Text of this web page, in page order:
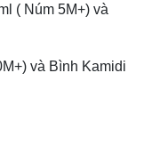
( Núm 5M+) và
và Bình Kamidi